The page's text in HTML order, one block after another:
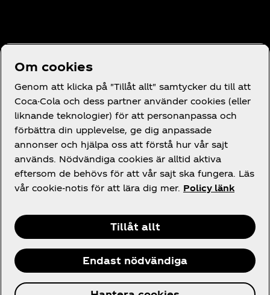
Behöver du hjälp?
Juridik
© 2026 The Coca‑Cola Company. Alla rättigheter
Om cookies
Genom att klicka på "Tillåt allt" samtycker du till att
Coca-Cola och dess partner använder cookies (eller
liknande teknologier) för att personanpassa och
förbättra din upplevelse, ge dig anpassade
annonser och hjälpa oss att förstå hur vår sajt
används. Nödvändiga cookies är alltid aktiva
eftersom de behövs för att vår sajt ska fungera. Läs
vår cookie-notis för att lära dig mer. Policy länk
Tillåt allt
Endast nödvändiga